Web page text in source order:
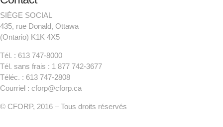
SIÈGE SOCIAL
435, rue Donald, Ottawa
(Ontario) K1K 4X5
Tél. : 613 747-8000
Tél. sans frais : 1 877 742-3677
Téléc. : 613 747-2808
Courriel : cforp@cforp.ca
© CFORP, 2016 – Tous droits réservés